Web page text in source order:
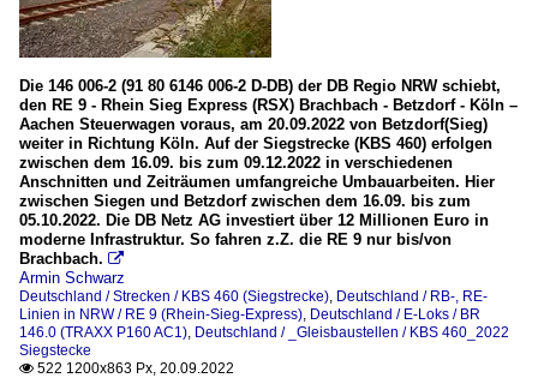
Die 146 006-2 (91 80 6146 006-2 D-DB) der DB Regio NRW schiebt,
den RE 9 - Rhein Sieg Express (RSX) Brachbach - Betzdorf - Köln –
Aachen Steuerwagen voraus, am 20.09.2022 von Betzdorf(Sieg)
weiter in Richtung Köln. Auf der Siegstrecke (KBS 460) erfolgen
zwischen dem 16.09. bis zum 09.12.2022 in verschiedenen
Anschnitten und Zeiträumen umfangreiche Umbauarbeiten. Hier
zwischen Siegen und Betzdorf zwischen dem 16.09. bis zum
05.10.2022. Die DB Netz AG investiert über 12 Millionen Euro in
moderne Infrastruktur. So fahren z.Z. die RE 9 nur bis/von
Brachbach. 
Armin Schwarz
Deutschland / Strecken / KBS 460 (Siegstrecke) Deutschland / RB-, RE-
Linien in NRW / RE 9 (Rhein-Sieg-Express) Deutschland / E-Loks / BR
146.0 (TRAXX P160 AC1) Deutschland / _Gleisbaustellen / KBS 460_2022
Siegstecke
 522 1200x863 Px, 20.09.2022